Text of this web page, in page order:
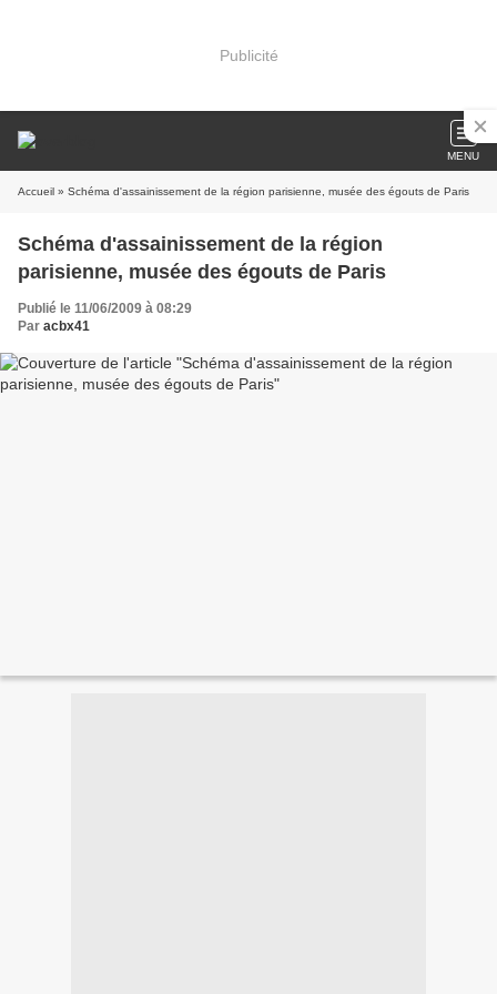
Publicité
MENU
Accueil » Schéma d'assainissement de la région parisienne, musée des égouts de Paris
Schéma d'assainissement de la région
parisienne, musée des égouts de Paris
Publié le 11/06/2009 à 08:29
Par acbx41